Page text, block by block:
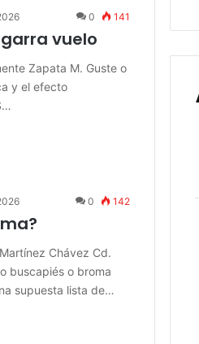
0 141
vuelo
Zapata M. Guste o
y el efecto
0 142
Chávez Cd.
buscapiés o broma
supuesta lista de…